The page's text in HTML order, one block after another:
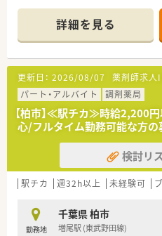
・駅チカのため通勤に便利です
【こんな会社です】
・柏市・流山市、グループ会
いる調剤薬局です。
・地域医療に貢献しています
・定年後も本人次第で勤務可
幅広い年齢層の薬剤師様が
・社長や専務も薬剤師であり
す。
・ドミナント展開をしている
プ体制も充実しています。
・調剤薬剤師以外に健康相談
の役割分担制をしいており、
詳細を見る
更新日： 2026/08/07 薬剤師求人
パート・アルバイト
調剤薬局
【柏市】≪駅チカ≫時給2,200
心/フルタイム勤務可能な方の
検討リ
駅チカ 週32h以上 未経験可
勤務地
千葉県 柏市
増尾駅 (東武野田線)